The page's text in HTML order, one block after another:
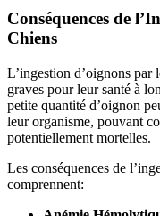
Conséquences de
Chiens
L’ingestion d’oignons par
graves pour leur santé à
petite quantité d’oignon
leur organisme, pouvant
potentiellement mortelles.
Les conséquences de
comprennent: